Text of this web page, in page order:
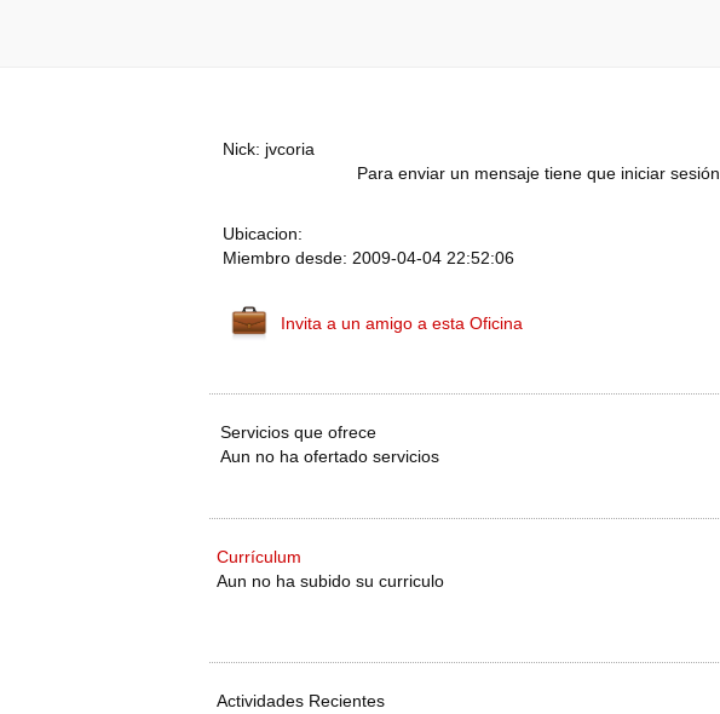
Nick: jvcoria
Para enviar un mensaje tiene que iniciar sesión
Ubicacion:
Miembro desde: 2009-04-04 22:52:06
Invita a un amigo a esta Oficina
Servicios que ofrece
Aun no ha ofertado servicios
Currículum
Aun no ha subido su curriculo
Actividades Recientes